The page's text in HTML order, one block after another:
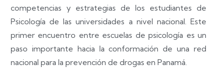
competencias y estrategias de los estudiantes de
Psicología de las universidades a nivel nacional. Este
primer encuentro entre escuelas de psicología es un
paso importante hacia la conformación de una red
nacional para la prevención de drogas en Panamá.